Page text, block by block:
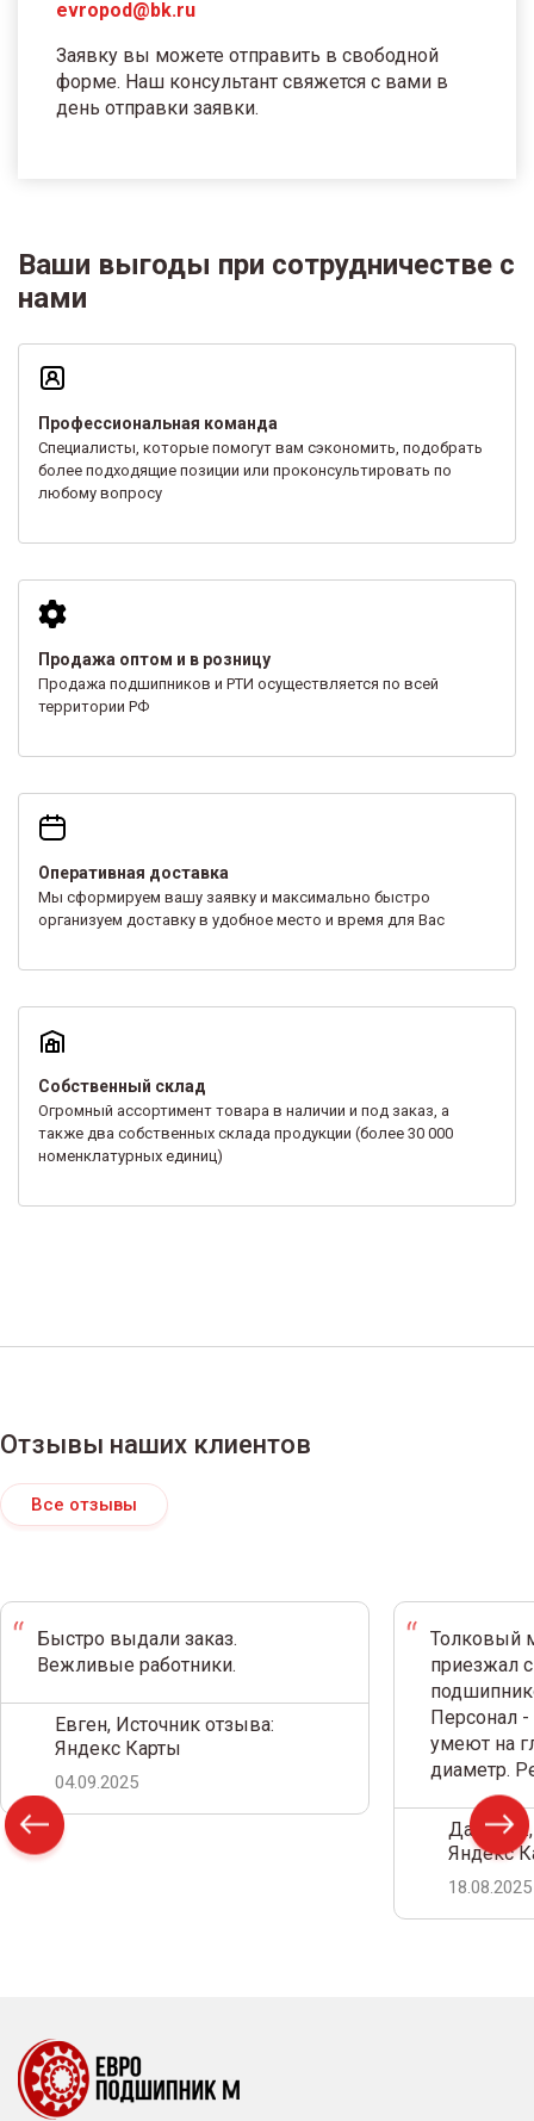
evropod@bk.ru
Заявку вы можете отправить в свободной
форме. Наш консультант свяжется с вами в
день отправки заявки.
Ваши выгоды при сотрудничестве с
нами
Профессиональная команда
Специалисты, которые помогут вам сэкономить, подобрать
более подходящие позиции или проконсультировать по
любому вопросу
Продажа оптом и в розницу
Продажа подшипников и РТИ осуществляется по всей
территории РФ
Оперативная доставка
Мы сформируем вашу заявку и максимально быстро
организуем доставку в удобное место и время для Вас
Собственный склад
Огромный ассортимент товара в наличии и под заказ, а
также два собственных склада продукции (более 30 000
номенклатурных единиц)
Отзывы наших клиентов
Все отзывы
Быстро выдали заказ.
Вежливые работники.
Евген, Источник отзыва:
Яндекс Карты
04.09.2025
Толковый
приезжал
Персонал
умеют на
диаметр.
Дамир
Яндекс
18.08.2025